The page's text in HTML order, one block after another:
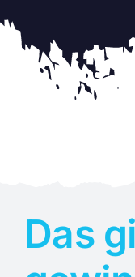
Inhalt
springen
Das